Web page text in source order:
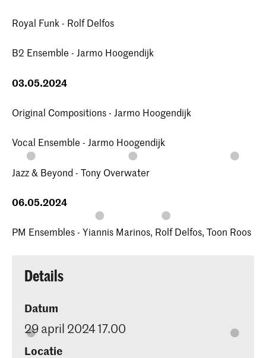
Royal Funk - Rolf Delfos
B2 Ensemble - Jarmo Hoogendijk
03.05.2024
Original Compositions - Jarmo Hoogendijk
Vocal Ensemble - Jarmo Hoogendijk
Jazz & Beyond - Tony Overwater
06.05.2024
PM Ensembles - Yiannis Marinos, Rolf Delfos, Toon Roos
Details
Datum
29 april 2024 17.00
Locatie